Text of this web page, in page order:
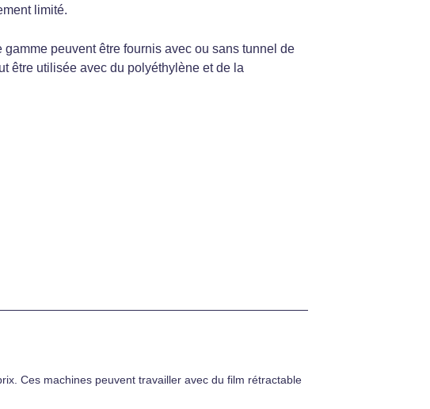
limité.
gamme peuvent être fournis avec ou sans tunnel de
être utilisée avec du polyéthylène et de la
Ces machines peuvent travailler avec du film rétractable